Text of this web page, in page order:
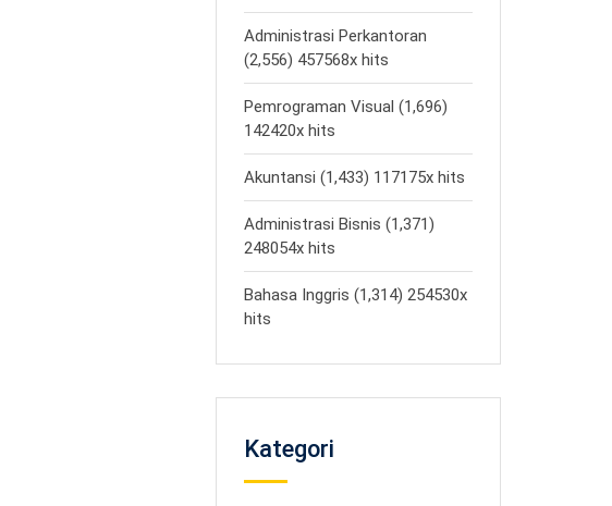
Administrasi Perkantoran
(2,556) 457568x hits
Pemrograman Visual (1,696)
142420x hits
Akuntansi (1,433) 117175x hits
Administrasi Bisnis (1,371)
248054x hits
Bahasa Inggris (1,314) 254530x
hits
Kategori